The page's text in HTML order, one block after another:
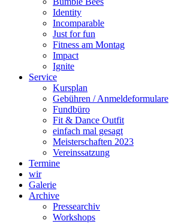
Identity
Incomparable
Just for fun
Fitness am Montag
Impact
Ignite
Service
Kursplan
Gebühren / Anmeldeformulare
Fundbüro
Fit & Dance Outfit
einfach mal gesagt
Meisterschaften 2023
Vereinssatzung
Termine
wir
Galerie
Archive
Pressearchiv
Workshops